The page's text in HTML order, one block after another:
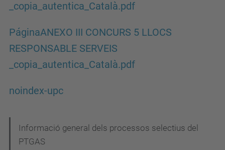
_copia_autentica_Català.pdf
PáginaANEXO III CONCURS 5 LLOCS
RESPONSABLE SERVEIS
_copia_autentica_Català.pdf
noindex-upc
Informació general dels processos selectius del
PTGAS